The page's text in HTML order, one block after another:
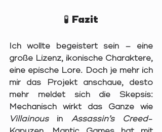
🧪 Fazit
Ich wollte begeistert sein – eine
große Lizenz, ikonische Charaktere,
eine epische Lore. Doch je mehr ich
mir das Projekt anschaue, desto
mehr meldet sich die Skepsis:
Villainous in Assassin’s Creed-